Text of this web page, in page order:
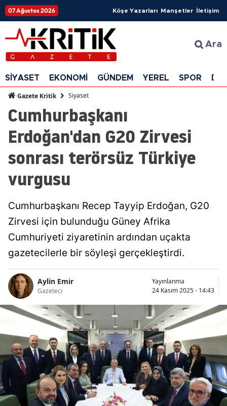
07 Ağustos 2026 Köşe Yazarları Manşetler İletişim
Ara
SİYASET EKONOMİ GÜNDEM YEREL SPOR
Gazete Kritik Siyaset
Cumhurbaşkanı
Erdoğan'dan G20 Zirvesi
sonrası terörsüz Türkiye
vurgusu
Cumhurbaşkanı Recep Tayyip Erdoğan, G20
Zirvesi için bulunduğu Güney Afrika
Cumhuriyeti ziyaretinin ardından uçakta
gazetecilerle bir söyleşi gerçekleştirdi.
Aylin Emir
Gazeteci
Yayınlanma
24 Kasım 2025 - 14:43